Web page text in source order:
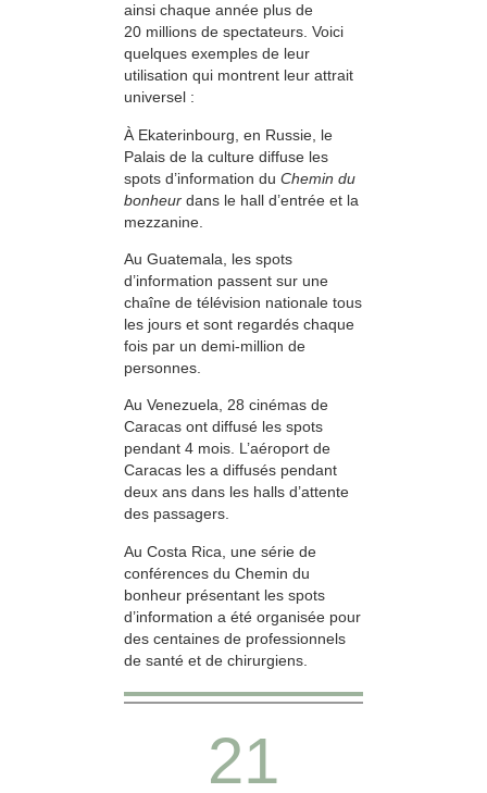
ainsi chaque année plus de
20 millions de spectateurs. Voici
quelques exemples de leur
utilisation qui montrent leur attrait
universel :
À Ekaterinbourg, en Russie, le
Palais de la culture diffuse les
spots d’information du Chemin du
bonheur dans le hall d’entrée et la
mezzanine.
Au Guatemala, les spots
d’information passent sur une
chaîne de télévision nationale tous
les jours et sont regardés chaque
fois par un demi-million de
personnes.
Au Venezuela, 28 cinémas de
Caracas ont diffusé les spots
pendant 4 mois. L’aéroport de
Caracas les a diffusés pendant
deux ans dans les halls d’attente
des passagers.
Au Costa Rica, une série de
conférences du Chemin du
bonheur présentant les spots
d’information a été organisée pour
des centaines de professionnels
de santé et de chirurgiens.
21